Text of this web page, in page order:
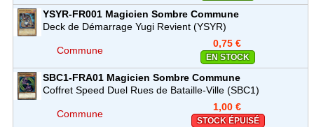
YSYR-FR001 Magicien Sombre Commune
Deck de Démarrage Yugi Revient (YSYR)
Commune
0,75 €
EN STOCK
SBC1-FRA01 Magicien Sombre Commune
Coffret Speed Duel Rues de Bataille-Ville (SBC1)
Commune
1,00 €
STOCK ÉPUISÉ